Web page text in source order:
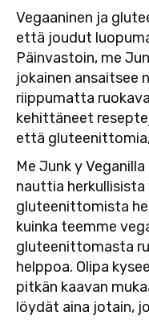
Vegaaninen ja
että joudut
Päinvastoin, me
jokainen ansaitsee
riippumatta
kehittäneet
että
Me Junk y
nauttia
gluteenittomista
kuinka teemme
gluteenittomasta
helppoa. Olipa
pitkän kaavan
löydät aina jotain,